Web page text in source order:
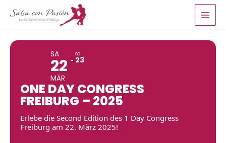
Inhalt
springen
SA
22
MÄR
SO
23
ONE DAY CONGRESS
FREIBURG – 2025
Erlebe die Second Edition des 1 Day Congress
Freiburg am 22. März 2025!